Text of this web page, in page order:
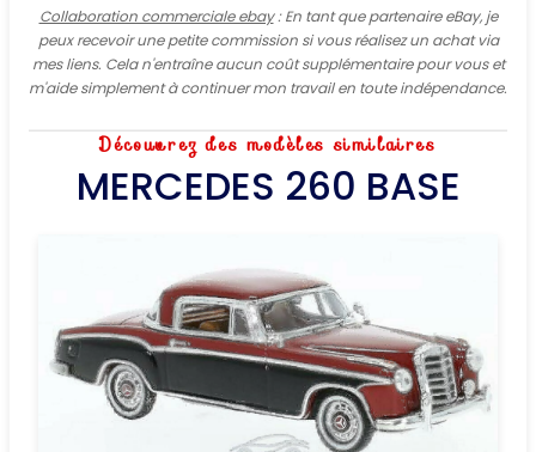
Collaboration commerciale ebay: En tant que partenaire eBay, je
peux recevoir une petite commission si vous réalisez un achat via
mes liens. Cela n'entraîne aucun coût supplémentaire pour vous et
m'aide simplement à continuer mon travail en toute indépendance.
Découvrez des modèles similaires
MERCEDES 260 BASE